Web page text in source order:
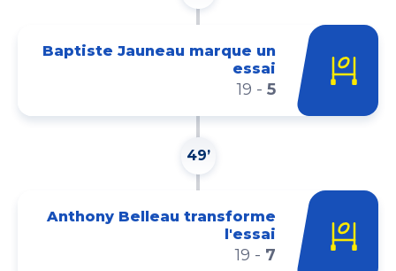
Baptiste Jauneau marque un
essai
19 - 5
49’
Anthony Belleau transforme
l'essai
19 - 7